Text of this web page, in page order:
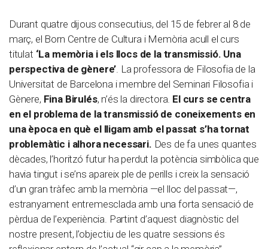
Durant quatre dijous consecutius, del 15 de febrer al 8 de
març, el Born Centre de Cultura i Memòria acull el curs
titulat ‘La memòria i els llocs de la transmissió. Una
perspectiva de gènere’ . La professora de Filosofia de la
Universitat de Barcelona i membre del Seminari Filosofia i
Gènere, Fina Birulés, n’és la directora. El curs se centra
en el problema de la transmissió de coneixements en
una època en què el lligam amb el passat s’ha tornat
problemàtic i alhora necessari. Des de fa unes quantes
dècades, l’horitzó futur ha perdut la potència simbòlica que
havia tingut i se’ns apareix ple de perills i creix la sensació
d’un gran tràfec amb la memòria —el lloc del passat—,
estranyament entremesclada amb una forta sensació de
pèrdua de l’experiència. Partint d’aquest diagnòstic del
nostre present, l’objectiu de les quatre sessions és